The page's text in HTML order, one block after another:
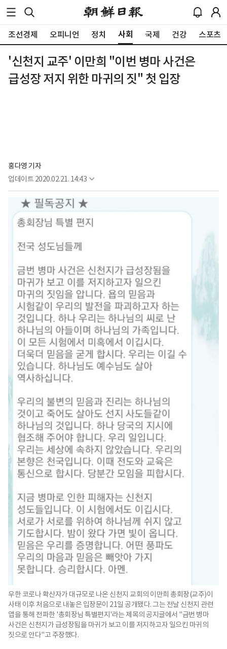
조선경제 오피니언 정치 사회 국제 건강 스포츠
'신천지 교주' 이만희 "이번 병마 사건은
급성장 저지 위한 마귀의 짓" 첫 입장
홍다영 기자
업데이트 2020.02.21. 14:43
우한 코로나 확산자가 대규모로 나온 신천지 교회의 이만희 총회장(교주)이
사태 이후 처음으로 내놓은 입장문이 21일 공개됐다. 그는 전날 신천지 관련
앱을 통해 전파한 '총회장님 특별편지'라는 제목의 공지글에서 "금번 병마
사건은 신천지가 급성장됨을 마귀가 보고 이를 저지하고자 일으킨 마귀의
짓으로 안다"고 주장했다.